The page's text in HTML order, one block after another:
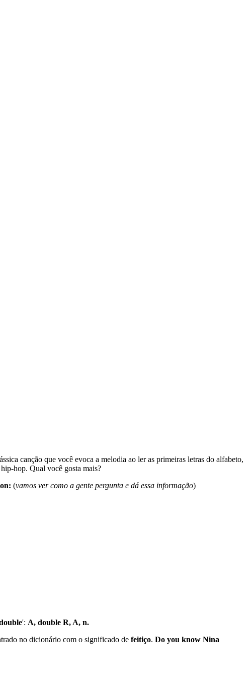
canção que você evoca a melodia ao ler as primeiras letras do alfabeto,
hop. Qual você gosta mais?
(vamos ver como a gente pergunta e dá essa informação)
': A, double R, A, n.
no dicionário com o significado de feitiço. Do you know Nina